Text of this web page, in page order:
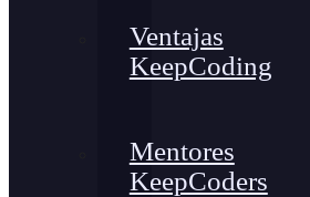
Ventajas
KeepCoding
Mentores
KeepCoders